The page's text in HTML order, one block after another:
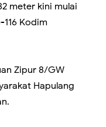
meter kini mulai
Kodim
Zipur 8/GW
Hapulang